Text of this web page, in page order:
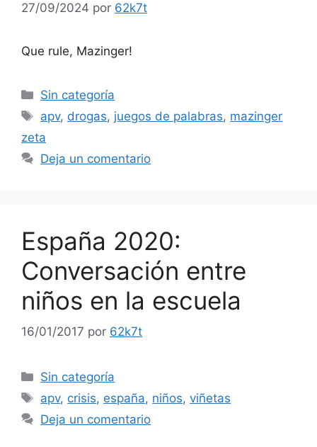
27/09/2024 por 62k7t
Que rule, Mazinger!
Categorías
Sin categoría
Etiquetas
apv, drogas, juegos de palabras, mazinger
zeta
Deja un comentario
España 2020:
Conversación entre
niños en la escuela
16/01/2017 por 62k7t
Categorías
Sin categoría
Etiquetas
apv, crisis, españa, niños,viñetas
Deja un comentario